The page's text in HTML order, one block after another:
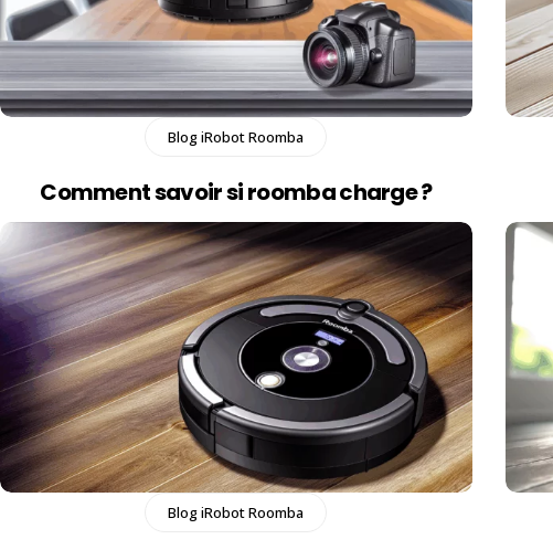
Blog iRobot Roomba
Comment savoir si roomba charge​ ?
Blog iRobot Roomba